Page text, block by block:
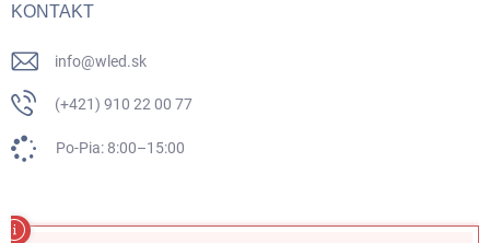
KONTAKT
info@wled.sk
(+421) 910 22 00 77
Po-Pia: 8:00–15:00